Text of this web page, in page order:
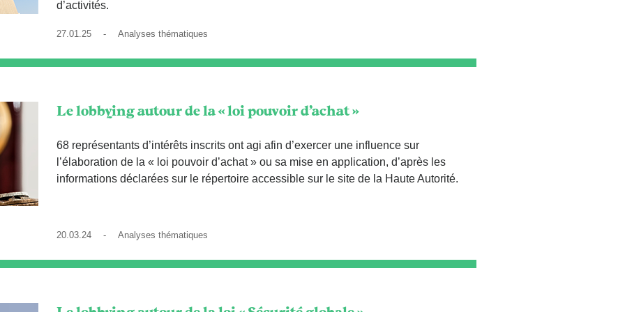
d’activités.
27.01.25 - Analyses thématiques
Le lobbying autour de la « loi pouvoir d’achat »
68 représentants d’intérêts inscrits ont agi afin d’exercer une influence sur
l’élaboration de la « loi pouvoir d’achat » ou sa mise en application, d’après les
informations déclarées sur le répertoire accessible sur le site de la Haute Autorité.
20.03.24 - Analyses thématiques